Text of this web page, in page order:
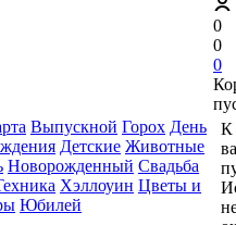
Выпускной Горох День
Детские Животные
Новорожденный Свадьба
Хэллоуин Цветы и
Юбилей
0
0
0
К